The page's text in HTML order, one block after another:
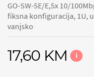
GO-SW-5E/E,5x 10/
fiksna konfiguracija, 1U,
vanjsko
17,60 KM i